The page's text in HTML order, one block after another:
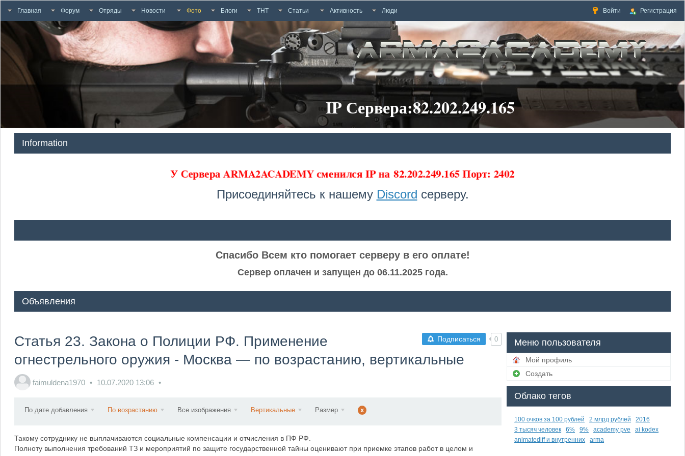
Главная Форум Отряды Новости Фото Блоги ТНТ Статьи Активность Люди Войти Регистрация
IP Сервера:82.202.249.165
Information
У Сервера ARMA2ACADEMY сменился IP на82.202.249.165 Порт: 2402
Присоединяйтесь к нашему Discord серверу.
Спасибо Всем кто помогает серверу в его оплате!
Сервер оплачен и запущен до 06.11.2025 года.
Объявления
Подписаться 0
Статья 23. Закона о Полиции РФ. Применение
огнестрельного оружия - Москва — по возрастанию, вертикальные
faimuldena1970 10.07.2020 13:06
По дате добавления По возрастанию Все изображения Вертикальные Размер x
Такому сотруднику не выплачиваются социальные компенсации и отчисления в ПФ РФ.
Полноту выполнения требований ТЗ и мероприятий по защите государственной тайны оценивают при приемке этапов работ в целом и
Меню пользователя
Мой профиль
Создать
Облако тегов
100 очков за 100 рублей 2 млрд рублей
2016
3 тысяч человек
6% 9% academy pve
ai kodex
animatediff и внутренних
arma